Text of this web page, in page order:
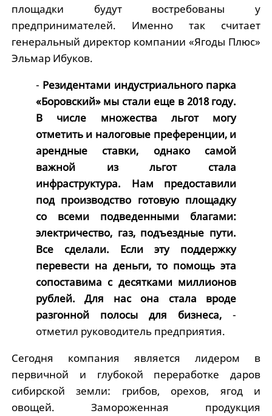
площадки будут востребованы у
предпринимателей. Именно так считает
генеральный директор компании «Ягоды Плюс»
Эльмар Ибуков.
- Резидентами индустриального парка
«Боровский» мы стали еще в 2018 году.
В числе множества льгот могу
отметить и налоговые преференции, и
арендные ставки, однако самой
важной из льгот стала
инфраструктура. Нам предоставили
под производство готовую площадку
со всеми подведенными благами:
электричество, газ, подъездные пути.
Все сделали. Если эту поддержку
перевести на деньги, то помощь эта
сопоставима с десятками миллионов
рублей. Для нас она стала вроде
разгонной полосы для бизнеса,-
отметил руководитель предприятия.
Сегодня компания является лидером в
первичной и глубокой переработке даров
сибирской земли: грибов, орехов, ягод и
овощей. Замороженная продукция